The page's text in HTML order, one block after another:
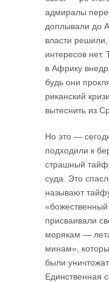
адмиралы
доплывали до
власти
интересов нет.
в Африку
будь они
риканский
вытеснить из
Но это —
подходили к
страшный
суда. Это
называют
присваивали
морякам —
минам»,
были
Единственная